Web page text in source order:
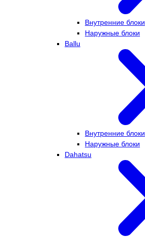
Внутренние блоки
Наружные блоки
Ballu
Внутренние блоки
Наружные блоки
Dahatsu